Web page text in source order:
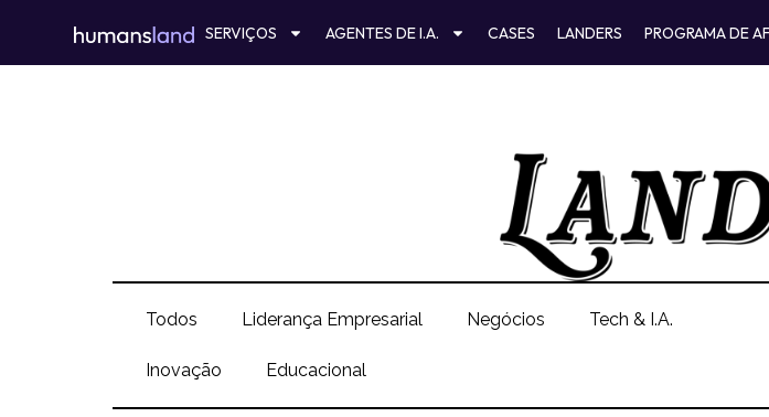
o
SERVIÇOS AGENTES DE I.A. CASES LANDERS PROGRAMA DE
Todos Liderança Empresarial Negócios Tech & I.A.
Inovação Educacional